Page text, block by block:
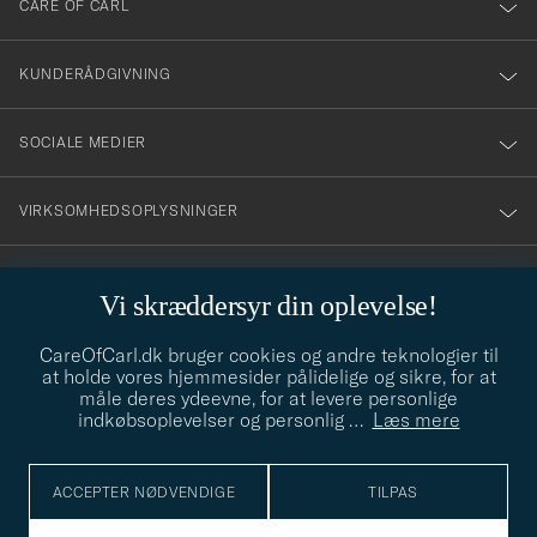
Vi skræddersyr din oplevelse!
CareOfCarl.dk bruger cookies og andre teknologier til
at holde vores hjemmesider pålidelige og sikre, for at
måle deres ydeevne, for at levere personlige
indkøbsoplevelser og personlig … Læs mere
ACCEPTER NØDVENDIGE TILPAS
vårt
nyhetsbrev!
CARE OF CARL
KUNDERÅDGIVNING
SOCIALE MEDIER
VIRKSOMHEDSOPLYSNINGER
info@careofcarl.dk
Behøver du hjælp til at finde din stil? Lad os hjælpe dig, vi hjælper
gerne til!
STILRÅD